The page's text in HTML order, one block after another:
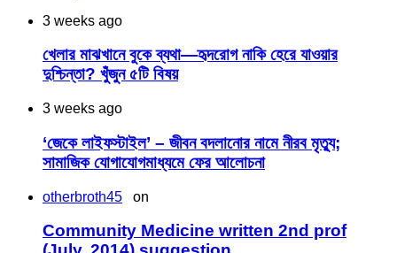
3 weeks ago
খেলার মাঝখানে বুকে ব্যথা—হৃদরোগ নাকি হেরে যাওয়ার
দুশ্চিন্তা? খুঁজুন ৫টি বিষয়
3 weeks ago
‘জেকে লাইফস্টাইল’ – জীবন বদলানোর নামে নীরব মৃত্যু;
সামাজিক যোগাযোগমাধ্যমে ফের আলোচনা
otherbroth45 on
Community Medicine written 2nd prof